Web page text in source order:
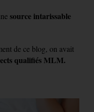
source intarissable
de ce blog, on avait
qualifiés MLM.